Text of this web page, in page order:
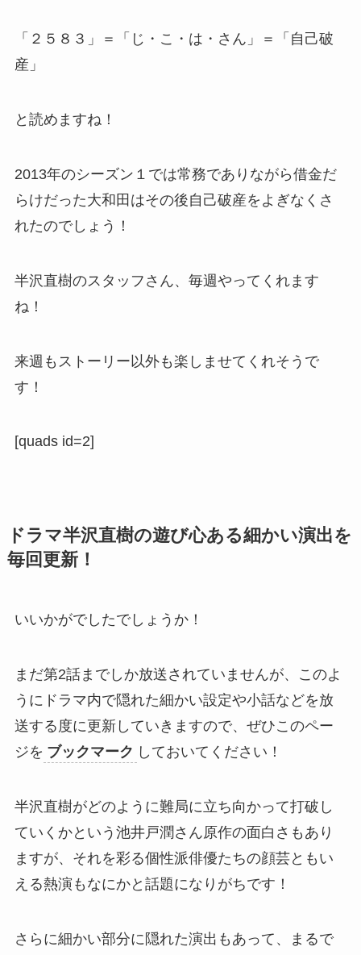
「２５８３」＝「じ・こ・は・さん」＝「自己破
産」
と読めますね！
2013年のシーズン１では常務でありながら借金だ
らけだった大和田はその後自己破産をよぎなくさ
れたのでしょう！
半沢直樹のスタッフさん、毎週やってくれます
ね！
来週もストーリー以外も楽しませてくれそうで
す！
[quads id=2]
ドラマ半沢直樹の遊び心ある細かい演出を
毎回更新！
いいかがでしたでしょうか！
まだ第2話までしか放送されていませんが、このよ
うにドラマ内で隠れた細かい設定や小話などを放
送する度に更新していきますので、ぜひこのペー
ジを ブックマーク しておいてください！
半沢直樹がどのように難局に立ち向かって打破し
ていくかという池井戸潤さん原作の面白さもあり
ますが、それを彩る個性派俳優たちの顔芸ともい
える熱演もなにかと話題になりがちです！
さらに細かい部分に隠れた演出もあって、まるで